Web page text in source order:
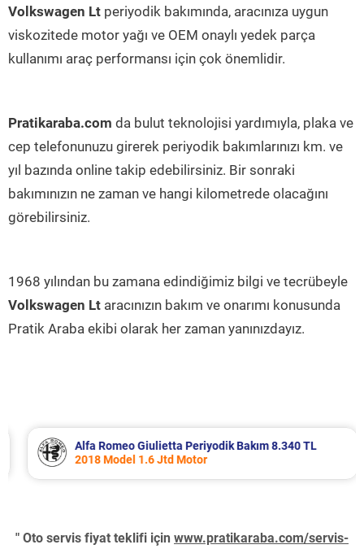
Volkswagen Lt periyodik bakımında, aracınıza uygun
viskozitede motor yağı ve OEM onaylı yedek parça
kullanımı araç performansı için çok önemlidir.
Pratikaraba.com da bulut teknolojisi yardımıyla, plaka ve
cep telefonunuzu girerek periyodik bakımlarınızı km. ve
yıl bazında online takip edebilirsiniz. Bir sonraki
bakımınızın ne zaman ve hangi kilometrede olacağını
görebilirsiniz.
1968 yılından bu zamana edindiğimiz bilgi ve tecrübeyle
Volkswagen Lt aracınızın bakım ve onarımı konusunda
Pratik Araba ekibi olarak her zaman yanınızdayız.
Alfa Romeo Giulietta Periyodik Bakım 8.340 TL
2018 Model 1.6 Jtd Motor
" Oto servis fiyat teklifi için www.pratikaraba.com/servis-